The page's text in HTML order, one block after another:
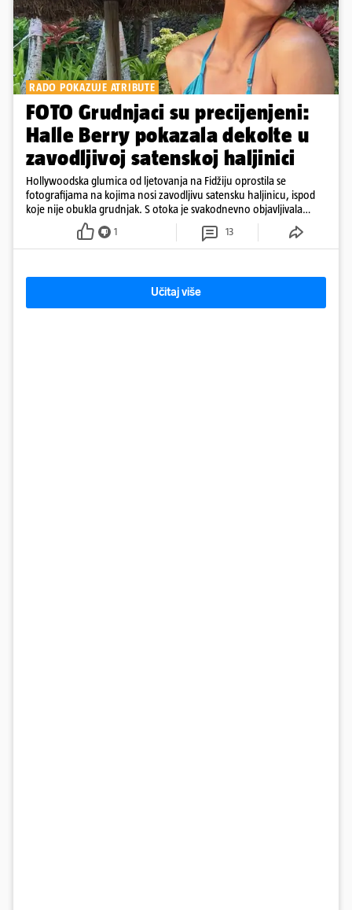
RADO POKAZUJE ATRIBUTE
FOTO Grudnjaci su precijenjeni:
Halle Berry pokazala dekolte u
zavodljivoj satenskoj haljinici
Hollywoodska glumica od ljetovanja na Fidžiju oprostila se
fotografijama na kojima nosi zavodljivu satensku haljinicu, ispod
koje nije obukla grudnjak. S otoka je svakodnevno objavljivala
fotografije u kupaćem
1 13
Učitaj više